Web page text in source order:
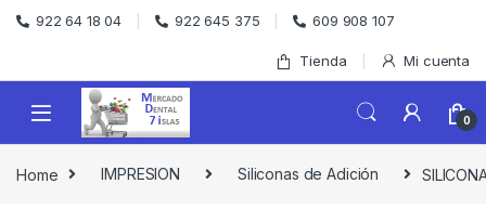
Skip to navigation
Skip to content
922 64 18 04 922 645 375 609 908 107
Tienda Mi cuenta
0
Home IMPRESION Siliconas de Adición